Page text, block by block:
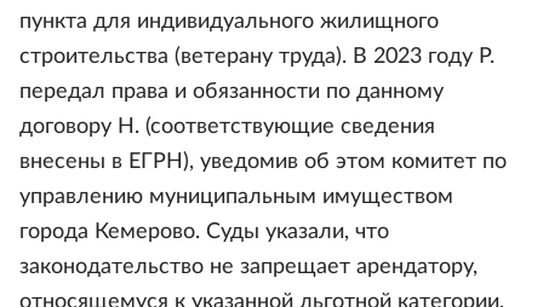
пункта для индивидуального жилищного
строительства (ветерану труда). В 2023 году Р.
передал права и обязанности по данному
договору Н. (соответствующие сведения
внесены в ЕГРН), уведомив об этом комитет по
управлению муниципальным имуществом
города Кемерово. Суды указали, что
законодательство не запрещает арендатору,
относящемуся к указанной льготной категории,